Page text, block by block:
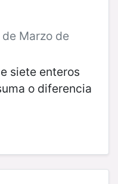
Marzo de
siete enteros
o diferencia